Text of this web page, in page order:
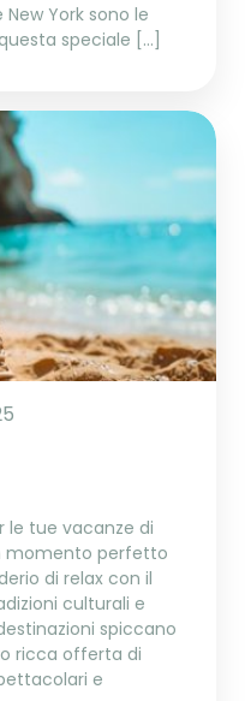
New York sono le
speciale […]
le tue vacanze di
momento perfetto
di relax con il
culturali e
spiccano
ricca offerta di
e